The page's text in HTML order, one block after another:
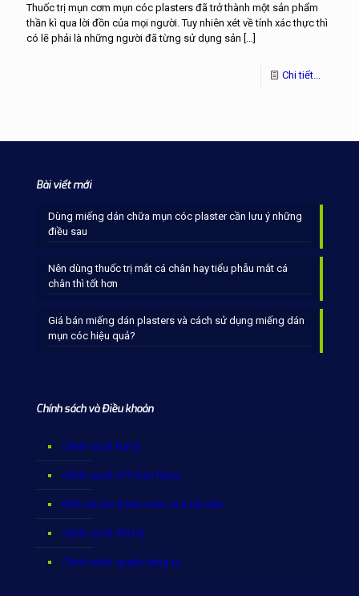
Thuốc trị mụn cơm mụn cóc plasters đã trở thành một sản phẩm
thần kì qua lời đồn của mọi người. Tuy nhiên xét về tính xác thực thì
có lẽ phải là những người đã từng sử dụng sản
Chi tiết...
Bài viết mới
Dùng miếng dán chữa mụn cóc plaster cần lưu ý những
điều sau
Nên dùng thuốc trị mắt cá chân hay tiểu phẫu mắt cá
chân thì tốt hơn
Giá bán miếng dán plasters và cách sử dụng miếng dán
mụn cóc hiệu quả?
Chính sách và Điều khoản
Chính sách Đại lý
Chính sách CTV bán hàng
Điều khoản thanh toán và hoàn tiền
Chính sách đổi trả
Chính sách quyền riêng tư